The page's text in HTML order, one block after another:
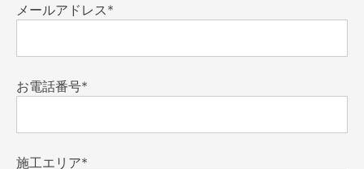
メールアドレス*
お電話番号*
施工エリア*